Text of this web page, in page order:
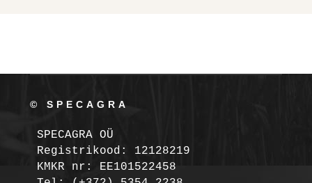
© SPECAGRA
SPECAGRA OÜ
Registrikood: 12128219
KMKR nr: EE101522458